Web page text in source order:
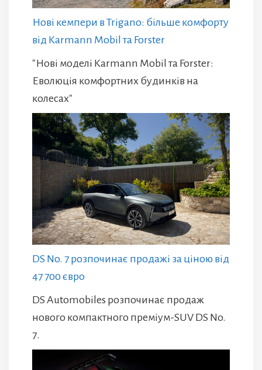
Нові кемпери в Trigano: більше комфорту
від Karmann Mobil та Forster
"Нові моделі Karmann Mobil та Forster:
Еволюція комфортних будинків на
колесах"
DS No. 7 розпочинає продажі за ціною від
47 700 євро
DS Automobiles розпочинає продаж
нового компактного преміум-SUV DS No.
7.